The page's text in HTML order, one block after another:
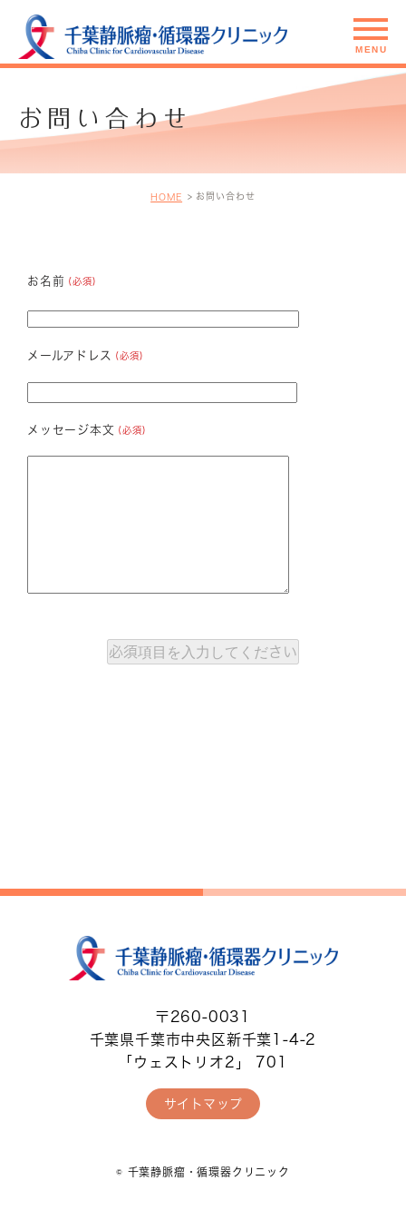
お問い合わせ
HOME お問い合わせ
お名前 (必須)
メールアドレス (必須)
メッセージ本文 (必須)
〒260-0031
千葉県千葉市中央区新千葉1-4-2
「ウェストリオ2」 701
サイトマップ
© 千葉静脈瘤・循環器クリニック